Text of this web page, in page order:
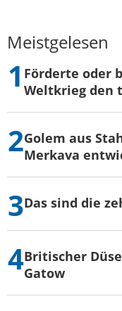
Meistgelesen
Förderte oder
Weltkrieg den
Golem aus
Merkava
Das sind die
Britischer
Gatow